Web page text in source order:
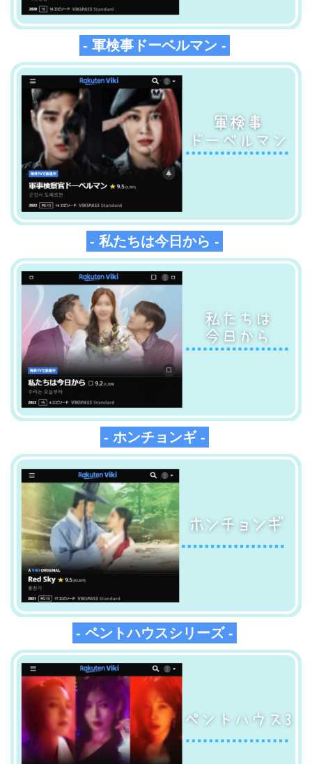
- 軍検事ドーベルマン -
- 私たちは今日から -
- ホンチョンギ -
- ペントハウスシリーズ -